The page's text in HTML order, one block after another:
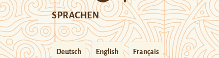
SPRACHEN
Deutsch English Français